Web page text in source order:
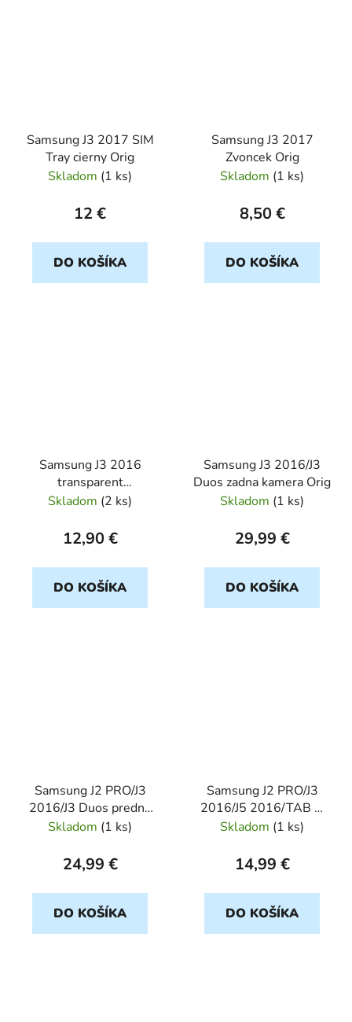
Samsung J3 2017 SIM
Tray cierny Orig
Skladom (1 ks)
12 €
DO KOŠÍKA
Samsung J3 2017
Zvoncek Orig
Skladom (1 ks)
8,50 €
DO KOŠÍKA
Samsung J3 2016
transparent
ULTRASLIM 0,5mm
Skladom (2 ks)
12,90 €
DO KOŠÍKA
Samsung J3 2016/J3
Duos zadna kamera Orig
Skladom (1 ks)
29,99 €
DO KOŠÍKA
Samsung J2 PRO/J3
2016/J3 Duos predna
kamera Orig
Skladom (1 ks)
24,99 €
DO KOŠÍKA
Samsung J2 PRO/J3
2016/J5 2016/TAB A
2016 Zvoncek
Skladom (1 ks)
14,99 €
DO KOŠÍKA